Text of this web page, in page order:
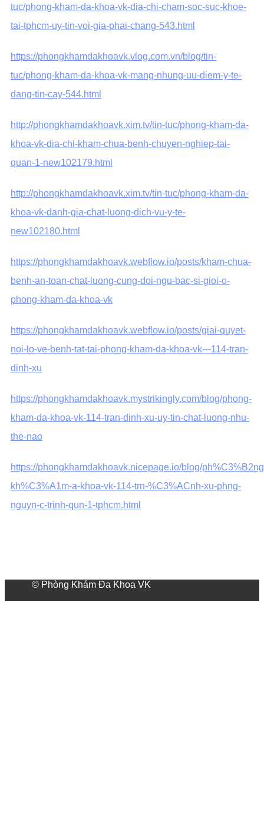
tuc/phong-kham-da-khoa-vk-dia-chi-cham-soc-suc-khoe-
tai-tphcm-uy-tin-voi-gia-phai-chang-543.html
https://phongkhamdakhoavk.vlog.com.vn/blog/tin-
tuc/phong-kham-da-khoa-vk-mang-nhung-uu-diem-y-te-
dang-tin-cay-544.html
http://phongkhamdakhoavk.xim.tv/tin-tuc/phong-kham-da-
khoa-vk-dia-chi-kham-chua-benh-chuyen-nghiep-tai-
quan-1-new102179.html
http://phongkhamdakhoavk.xim.tv/tin-tuc/phong-kham-da-
khoa-vk-danh-gia-chat-luong-dich-vu-y-te-
new102180.html
https://phongkhamdakhoavk.webflow.io/posts/kham-chua-
benh-an-toan-chat-luong-cung-doi-ngu-bac-si-gioi-o-
phong-kham-da-khoa-vk
https://phongkhamdakhoavk.webflow.io/posts/giai-quyet-
noi-lo-ve-benh-tat-tai-phong-kham-da-khoa-vk---114-tran-
dinh-xu
https://phongkhamdakhoavk.mystrikingly.com/blog/phong-
kham-da-khoa-vk-114-tran-dinh-xu-uy-tin-chat-luong-nhu-
the-nao
https://phongkhamdakhoavk.nicepage.io/blog/
kh%C3%A1m-a-khoa-vk-114-trn-%C3%ACnh-xu-phng-
nguyn-c-trinh-qun-1-tphcm.html
© Phòng Khám Đa Khoa VK